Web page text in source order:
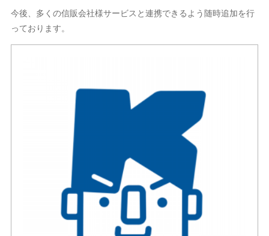
今後、多くの信販会社様サービスと連携できるよう随時追加を行
っております。